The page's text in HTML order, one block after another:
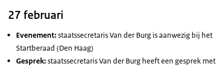
27 februari
Evenement:staatssecretaris Van der Burg is aanwezig bij het
Startberaad (Den Haag)
Gesprek:staatssecretaris Van der Burg heeft een gesprek met